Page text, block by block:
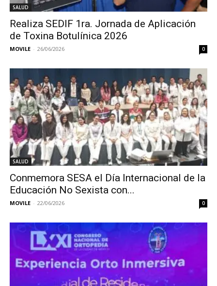
SALUD
Realiza SEDIF 1ra. Jornada de Aplicación
de Toxina Botulínica 2026
MOVILE - 26/06/2026 0
SALUD
Conmemora SESA el Día Internacional de la
Educación No Sexista con...
MOVILE - 22/06/2026 0